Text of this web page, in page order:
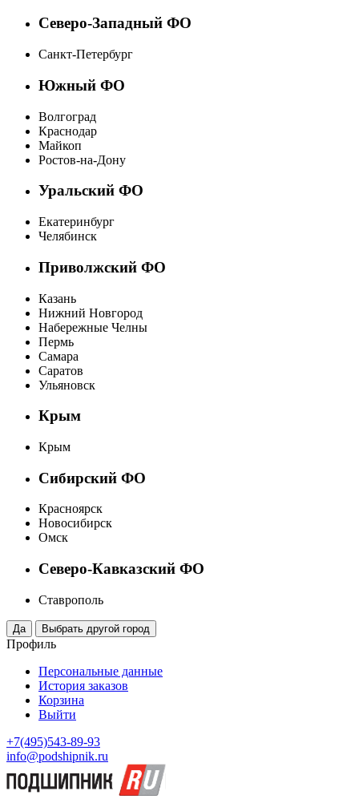
Северо-Западный ФО
Санкт-Петербург
Южный ФО
Волгоград
Краснодар
Майкоп
Ростов-на-Дону
Уральский ФО
Екатеринбург
Челябинск
Приволжский ФО
Казань
Нижний Новгород
Набережные Челны
Пермь
Самара
Саратов
Ульяновск
Крым
Крым
Сибирский ФО
Красноярск
Новосибирск
Омск
Северо-Кавказский ФО
Ставрополь
Профиль
Персональные данные
История заказов
Корзина
Выйти
+7(495)543-89-93
info@podshipnik.ru